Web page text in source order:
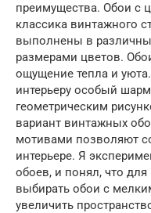
преимущества. Обои с
классика винтажного
выполнены в
размерами цветов.
ощущение тепла и
интерьеру особый
геометрическим
вариант винтажных
мотивами позволяют
интерьере. Я
обоев, и понял, что
выбирать обои с
увеличить